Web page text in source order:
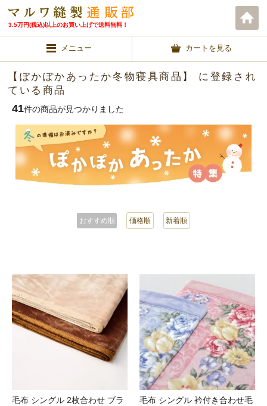
3.5万円(税込)以上のお買い上げで送料無料！
メニュー カートを見る
【ぽかぽかあったか冬物寝具商品】 に登録され
ている商品
41件の商品が見つかりました
おすすめ順 価格順 新着順
毛布 シングル 2枚合わせ ブラ
毛布 シングル 衿付き合わせ毛